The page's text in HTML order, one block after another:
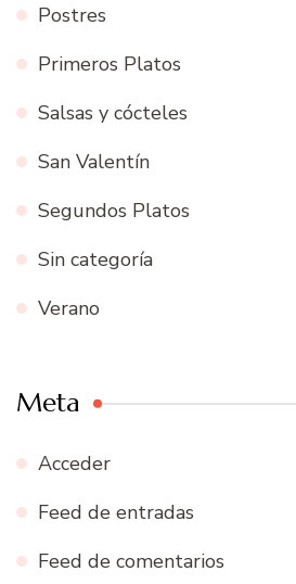
Postres
Primeros Platos
Salsas y cócteles
San Valentín
Segundos Platos
Sin categoría
Verano
Meta
Acceder
Feed de entradas
Feed de comentarios